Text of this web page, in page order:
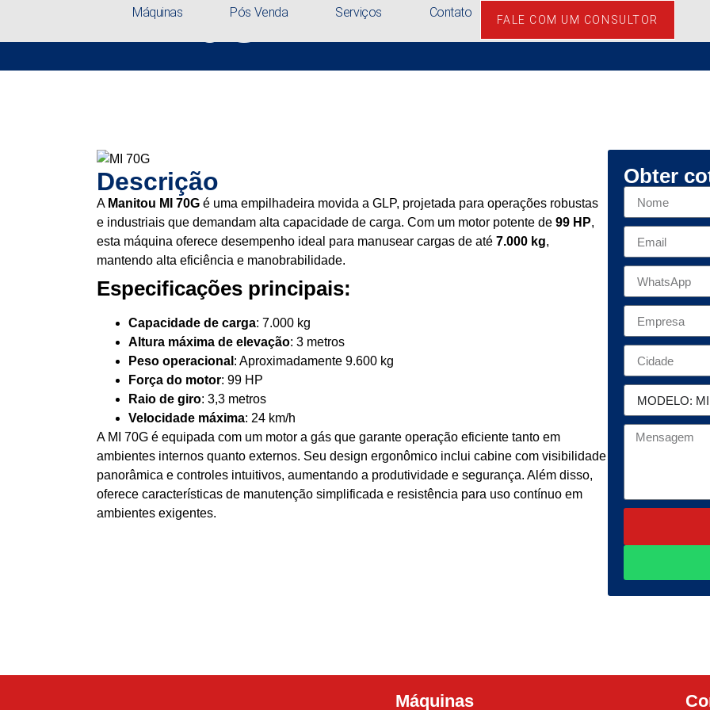
Máquinas Pós Venda Serviços Contato FALE COM UM CONSULTOR
MI 70G
Descrição
A Manitou MI 70G é uma empilhadeira movida a GLP, projetada para operações robustas
e industriais que demandam alta capacidade de carga. Com um motor potente de 99 HP,
esta máquina oferece desempenho ideal para manusear cargas de até 7.000 kg,
mantendo alta eficiência e manobrabilidade.
Especificações principais:
Capacidade de carga: 7.000 kg
Altura máxima de elevação: 3 metros
Peso operacional : Aproximadamente 9.600 kg
Força do motor: 99 HP
Raio de giro: 3,3 metros
Velocidade máxima: 24 km/h
A MI 70G é equipada com um motor a gás que garante operação eficiente tanto em
ambientes internos quanto externos. Seu design ergonômico inclui cabine com visibilidade
panorâmica e controles intuitivos, aumentando a produtividade e segurança. Além disso,
oferece características de manutenção simplificada e resistência para uso contínuo em
ambientes exigentes.
Obter
Máquinas